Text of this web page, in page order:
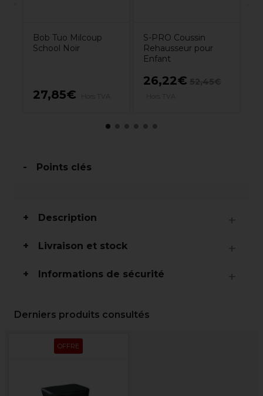
Bob Tuo Milcoup
School Noir
27,85€
S-PRO Coussin
Rehausseur pour
Enfant
26,22€
Points clés
Description
Livraison et stock
Informations de sécurité
Derniers produits consultés
OFFRE